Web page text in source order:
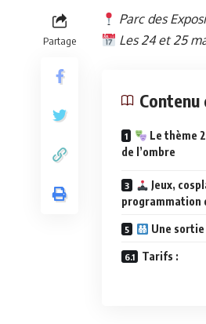
Partage
Parc des
Les 24 et 25
Le thème
de l’ombre
Jeux,
programmation
Une
Tarifs :